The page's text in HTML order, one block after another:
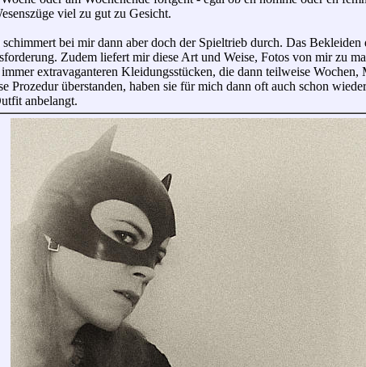
viel zu gut zu Gesicht.
bei mir dann aber doch der Spieltrieb durch. Das
Zudem liefert mir diese Art und Weise, Fotos von mir zu
extravaganteren Kleidungsstücken, die dann teilweise
Prozedur überstanden, haben sie für mich dann oft auch schon
anbelangt.